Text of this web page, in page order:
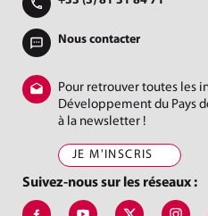
Nous contacter
Pour retrouver toutes les
Développement du Pays
à la newsletter !
JE M'INSCRIS
Suivez-nous sur les réseaux :
Suivez-nous sur Facebook,
Suivez-nous sur
Suivez-nous
Suivez-